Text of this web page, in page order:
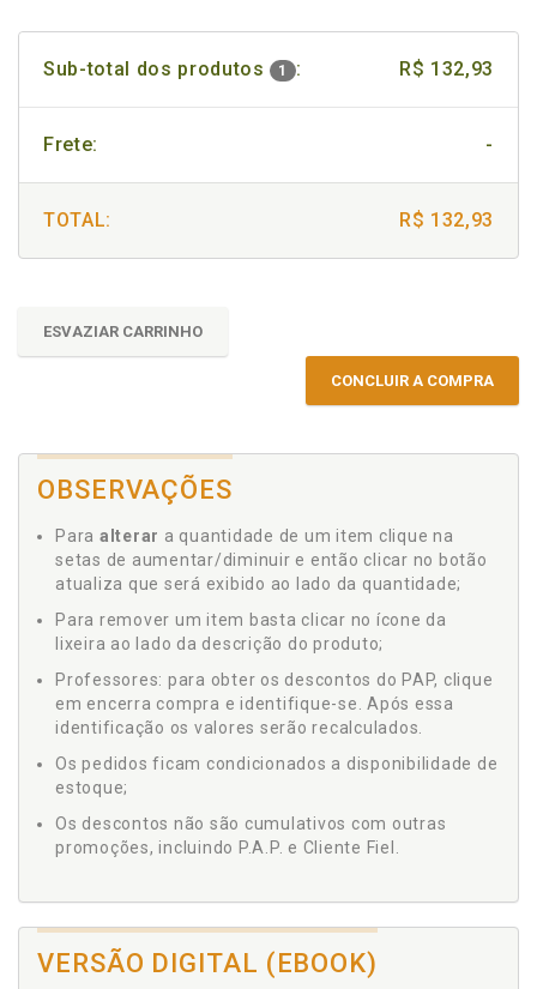
Sub-total dos produtos 1 : R$ 132,93
Frete: -
TOTAL: R$ 132,93
ESVAZIAR CARRINHO
CONCLUIR A COMPRA
OBSERVAÇÕES
Para alterar a quantidade de um item clique na
setas de aumentar/diminuir e então clicar no botão
atualiza que será exibido ao lado da quantidade;
Para remover um item basta clicar no ícone da
lixeira ao lado da descrição do produto;
Professores: para obter os descontos do PAP, clique
em encerra compra e identifique-se. Após essa
identificação os valores serão recalculados.
Os pedidos ficam condicionados a disponibilidade de
estoque;
Os descontos não são cumulativos com outras
promoções, incluindo P.A.P. e Cliente Fiel.
VERSÃO DIGITAL (EBOOK)